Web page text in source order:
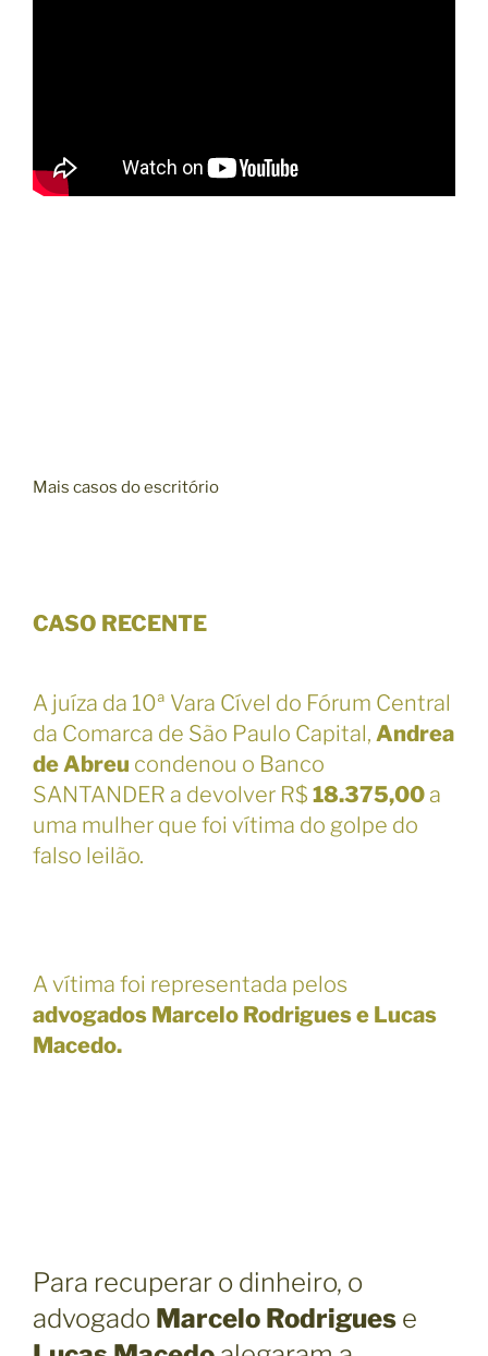
Mais casos do escritório
CASO RECENTE
A juíza da 10ª Vara Cível do Fórum Central
da Comarca de São Paulo Capital, Andrea
de Abreu condenou o Banco
SANTANDER a devolver R$ 18.375,00 a
uma mulher que foi vítima do golpe do
falso leilão.
A vítima foi representada pelos
advogados Marcelo Rodrigues e Lucas
Macedo.
Para recuperar o dinheiro, o
advogado Marcelo Rodrigues e